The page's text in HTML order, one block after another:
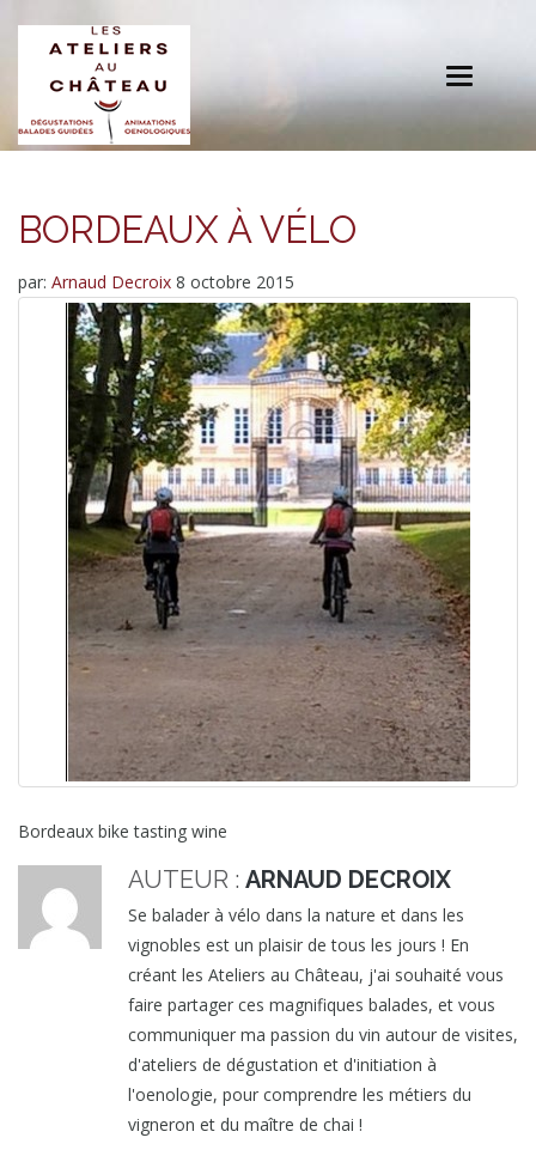
Toggle
BORDEAUX À VÉLO
par: Arnaud Decroix 8 octobre 2015
Bordeaux bike tasting wine
AUTEUR : ARNAUD DECROIX
Se balader à vélo dans la nature et dans les
vignobles est un plaisir de tous les jours ! En
créant les Ateliers au Château, j'ai souhaité vous
faire partager ces magnifiques balades, et vous
communiquer ma passion du vin autour de visites,
d'ateliers de dégustation et d'initiation à
l'oenologie, pour comprendre les métiers du
vigneron et du maître de chai !